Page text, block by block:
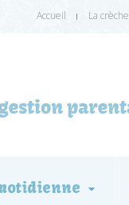
Accueil La crèche